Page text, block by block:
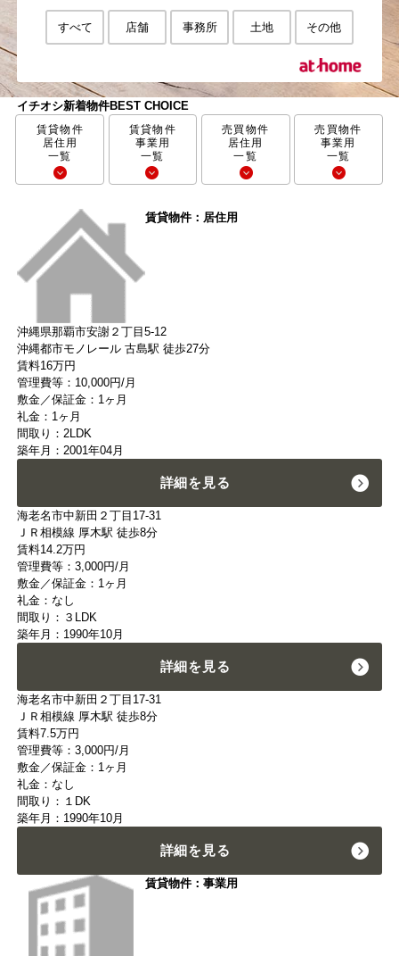
すべて 店舗 事務所 土地 その他
イチオシ新着物件BEST CHOICE
賃貸物件
居住用
一覧
賃貸物件
事業用
一覧
売買物件
居住用
一覧
売買物件
事業用
一覧
賃貸物件：居住用
沖縄県那覇市安謝２丁目5-12
沖縄都市モノレール 古島駅 徒歩27分
賃料16万円
管理費等：10,000円/月
敷金／保証金：1ヶ月
礼金：1ヶ月
間取り：2LDK
築年月：2001年04月
詳細を見る
海老名市中新田２丁目17-31
ＪＲ相模線 厚木駅 徒歩8分
賃料14.2万円
管理費等：3,000円/月
敷金／保証金：1ヶ月
礼金：なし
間取り：３LDK
築年月：1990年10月
詳細を見る
海老名市中新田２丁目17-31
ＪＲ相模線 厚木駅 徒歩8分
賃料7.5万円
管理費等：3,000円/月
敷金／保証金：1ヶ月
礼金：なし
間取り：１DK
築年月：1990年10月
詳細を見る
賃貸物件：事業用